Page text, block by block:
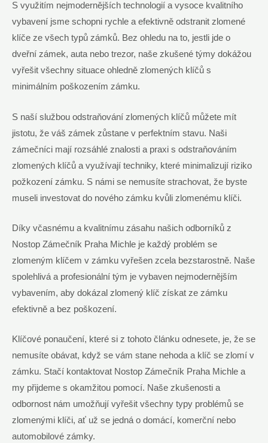
S ‍využitím nejmodernějších technologií a vysoce ‌kvalitního
vybavení jsme schopni rychle a efektivně odstranit zlomené
klíče ze všech typů zámků. Bez ‍ohledu ⁢na to, jestli jde o
dveřní zámek, auta nebo trezor, naše zkušené týmy dokážou
vyřešit všechny‌ situace ohledně⁤ zlomených klíčů s
‌minimálním⁤ poškozením zámku.
S naší službou‌ odstraňování‌ zlomených klíčů ‌můžete mít
jistotu, že váš zámek zůstane v perfektním stavu. Naši
zámečníci mají⁢ rozsáhlé znalosti a praxi s odstraňováním
zlomených klíčů ‍a využívají techniky, které ‍minimalizují riziko
požkození zámku. ‌S námi se ⁤nemusíte strachovat, že⁣ byste
museli‍ investovat do nového zámku kvůli zlomenému⁤ klíči.
Díky včasnému a kvalitnímu⁢ zásahu​ našich odborníků z
Nostop ⁣Zámečník Praha Michle je každý problém se‍
zlomeným klíčem v ⁢zámku vyřešen ⁤zcela bezstarostně. Naše
spolehlivá ‍a profesionální tým je vybaven nejmodernějším
vybavením, aby ⁢dokázal ‍zlomený⁤ klíč získat⁢ ze zámku
efektivně ​a bez poškození.
Klíčové ponaučení, které si ⁣z tohoto článku ‍odnesete, je, že ⁤se
nemusíte ‍obávat,⁣ když se vám stane nehoda a klíč se⁢ zlomí v
zámku. Stačí‍ kontaktovat ⁢Nostop Zámečník ‌Praha Michle a
my přijdeme s okamžitou⁢ pomocí. Naše zkušenosti a
odbornost ​nám umožňují vyřešit​ všechny typy problémů se‍
zlomenými klíči,‍ ať už ‍se jedná o domácí, komerční nebo
automobilové zámky.